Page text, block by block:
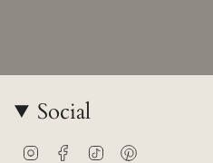
Social
InstagramFacebook
TikTok